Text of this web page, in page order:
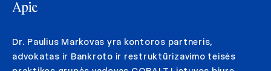
Apie
Dr. Paulius Markovas yra kontoros partneris,
advokatas ir Bankroto ir restruktūrizavimo teisės